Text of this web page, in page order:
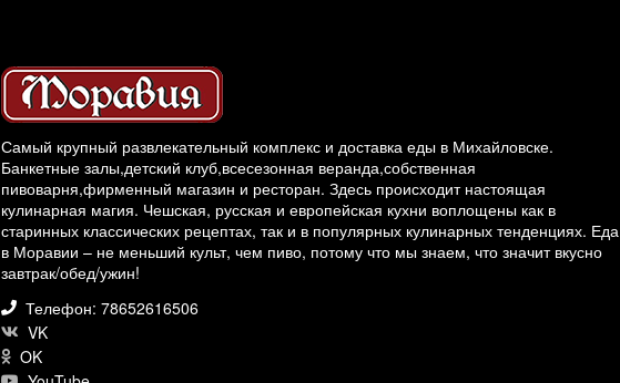
Самый крупный развлекательный комплекс и доставка еды в Михайловске.
Банкетные залы,детский клуб,всесезонная веранда,собственная
пивоварня,фирменный магазин и ресторан. Здесь происходит настоящая
кулинарная магия. Чешская, русская и европейская кухни воплощены как в
старинных классических рецептах, так и в популярных кулинарных тенденциях. Еда
в Моравии – не меньший культ, чем пиво, потому что мы знаем, что значит вкусно
завтрак/обед/ужин!
Телефон: 78652616506
VK
OK